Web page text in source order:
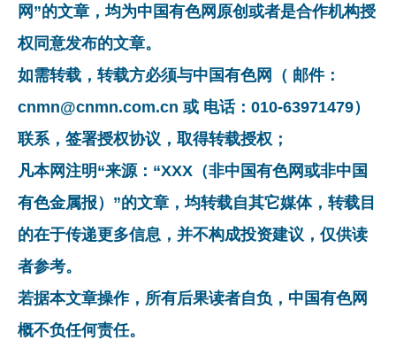
网”的文章，均为中国有色网原创或者是合作机构授
权同意发布的文章。
如需转载，转载方必须与中国有色网（ 邮件：
cnmn@cnmn.com.cn 或 电话：010-63971479）
联系，签署授权协议，取得转载授权；
凡本网注明“来源：“XXX（非中国有色网或非中国
有色金属报）”的文章，均转载自其它媒体，转载目
的在于传递更多信息，并不构成投资建议，仅供读
者参考。
若据本文章操作，所有后果读者自负，中国有色网
概不负任何责任。